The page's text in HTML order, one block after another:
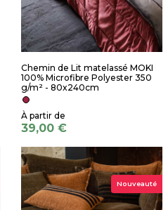
Chemin de Lit matelassé MOKI
100% Microfibre Polyester 350
g/m² - 80x240cm
39,00 €
Nouveauté